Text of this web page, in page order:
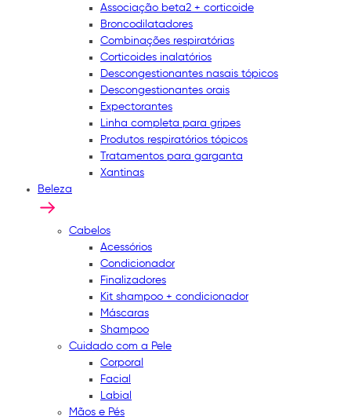
Associação beta2 + corticoide
Broncodilatadores
Combinações respiratórias
Corticoides inalatórios
Descongestionantes nasais tópicos
Descongestionantes orais
Expectorantes
Linha completa para gripes
Produtos respiratórios tópicos
Tratamentos para garganta
Xantinas
Beleza
Cabelos
Acessórios
Condicionador
Finalizadores
Kit shampoo + condicionador
Máscaras
Shampoo
Cuidado com a Pele
Corporal
Facial
Labial
Mãos e Pés